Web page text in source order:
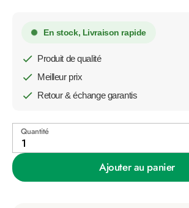
En stock, Livraison rapide
Produit de qualité
Meilleur prix
Retour & échange garantis
Quantité
1
Ajouter au panier